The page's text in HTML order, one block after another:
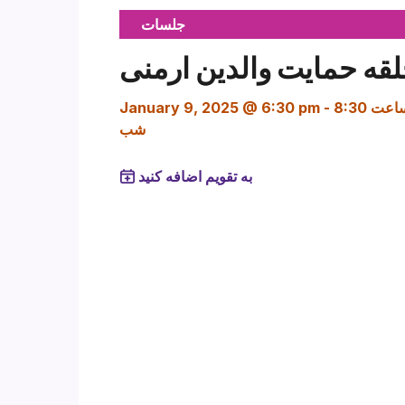
جلسات
حمایت والدین ارمنی
January 9, 2025 @ 6:30 pm - ساعت 8:30
شب
به تقویم اضافه کنید